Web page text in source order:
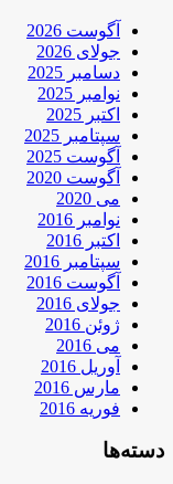
آگوست 2026
جولای 2026
دسامبر 2025
نوامبر 2025
اکتبر 2025
سپتامبر 2025
آگوست 2025
آگوست 2020
می 2020
نوامبر 2016
اکتبر 2016
سپتامبر 2016
آگوست 2016
جولای 2016
ژوئن 2016
می 2016
آوریل 2016
مارس 2016
فوریه 2016
دسته‌ها